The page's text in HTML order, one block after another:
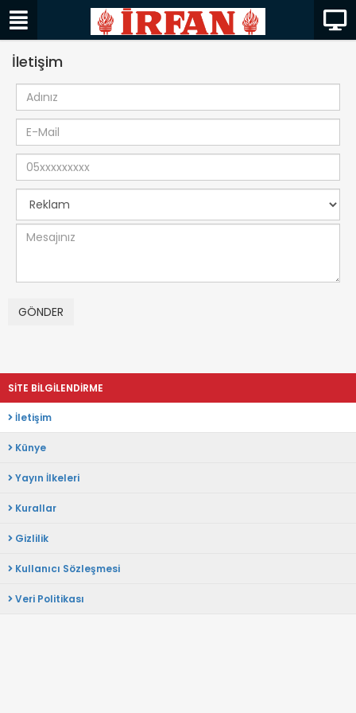
İletişim
SİTE BİLGİLENDİRME
İletişim
Künye
Yayın İlkeleri
Kurallar
Gizlilik
Kullanıcı Sözleşmesi
Veri Politikası